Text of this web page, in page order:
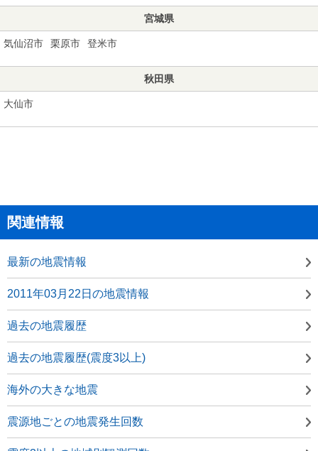
宮城県
気仙沼市 栗原市 登米市
秋田県
大仙市
関連情報
最新の地震情報
2011年03月22日の地震情報
過去の地震履歴
過去の地震履歴(震度3以上)
海外の大きな地震
震源地ごとの地震発生回数